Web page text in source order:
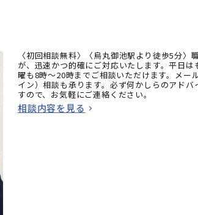
〈初回相談無料〉〈烏丸御池駅より徒歩5分〉
が、迅速かつ的確にご対応いたします。平日は
曜も8時〜20時までご相談いただけます。メー
イン）相談も承ります。必ず何かしらのアドバ
すので、お気軽にご連絡ください。
相談内容を見る